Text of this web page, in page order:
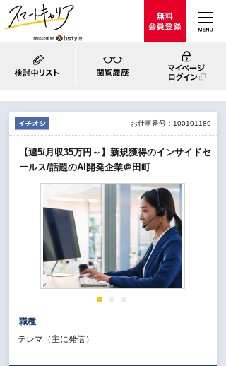
お仕事番号：100101189
【週5/月収35万円～】新規獲得のインサイドセ
ールス/話題のAI開発企業＠田町
職種
テレマ（主に発信）